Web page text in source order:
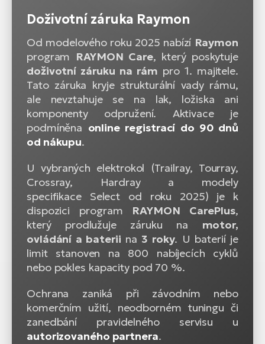
Doživotní záruka Raymon
Od modelového roku 2025 nabízí Raymon
program RAYMON Care, který poskytuje
doživotní záruku na rám pro 1. majitele.
Tato záruka kryje strukturální vady rámu,
ale nevztahuje se na lak, ložiska ani
komponenty odpružení. Aktivace je
podmíněna online registrací do 90 dnů
od nákupu.
U vybraných elektrokol (Trailray, Tourray,
Crossray, Hardray a modely
specifikace Select od roku 2025) je k
dispozici program RAYMON CarePlus,
který prodlužuje záruku na motor,
ovládání a baterii na 3 roky. U baterií je
limit stanoven na 800 nabíjecích cyklů
nebo pokles kapacity pod 70 %.
Ochrana zaniká při závodním nebo
komerčním užití, neodborném tuningu či
zanedbání pravidelného servisu u
autorizovaného partnera.